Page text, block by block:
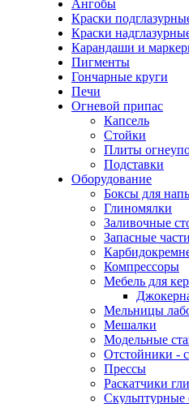
Ангобы
Краски
Краски
Карандаши и
Пигменты
Гончарные круги
Печи
Огневой припас
Капсель
Стойки
Плиты
Подставки
Оборудование
Боксы для
Глиномялки
Заливочные
Запасные части
Компрессоры
Мебель для
Мельницы
Мешалки
Модельные
Отстойники -
Прессы
Раскатчики
Скульптурные